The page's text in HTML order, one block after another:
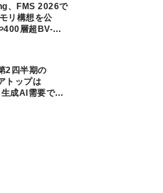
リ構想を公
層超BV-
トップは
成AI需要で競